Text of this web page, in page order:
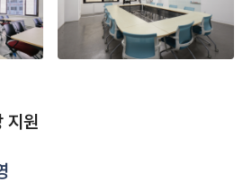
지원